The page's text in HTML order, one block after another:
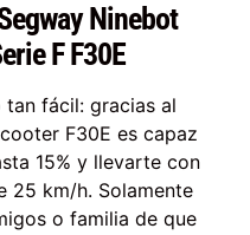
Ninebot
F F30E
tan fácil: gracias al
F30E es capaz
15% y llevarte con
25 km/h. Solamente
o familia de que